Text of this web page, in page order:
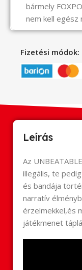
bármely
nem kell egész
Fizetési módok:
Leírás
Az
illegális, te
és bandája
narratív
érzelmekkel,és
játékmenet